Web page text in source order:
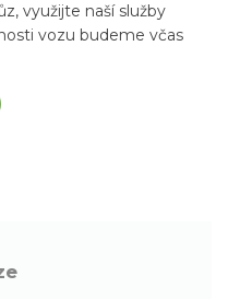
využijte naší služby
vozu budeme včas